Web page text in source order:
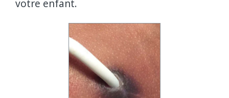
votre enfant.